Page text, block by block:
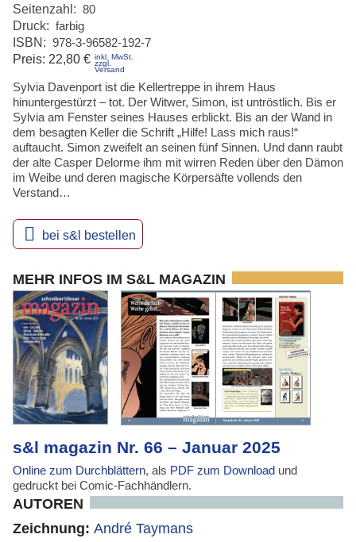
Seitenzahl: 80
Druck: farbig
ISBN: 978-3-96582-192-7
Preis: 22,80 € inkl. MwSt.
zzgl.
Versand
Sylvia Davenport ist die Kellertreppe in ihrem Haus
hinuntergestürzt – tot. Der Witwer, Simon, ist untröstlich. Bis er
Sylvia am Fenster seines Hauses erblickt. Bis an der Wand in
dem besagten Keller die Schrift „Hilfe! Lass mich raus!“
auftaucht. Simon zweifelt an seinen fünf Sinnen. Und dann raubt
der alte Casper Delorme ihm mit wirren Reden über den Dämon
im Weibe und deren magische Körpersäfte vollends den
Verstand…
 bei s&l bestellen
MEHR INFOS IM S&L MAGAZIN
s&l magazin Nr. 66 – Januar 2025
Online zum Durchblättern, als PDF zum Download und
gedruckt bei Comic-Fachhändlern.
AUTOREN
Zeichnung: André Taymans